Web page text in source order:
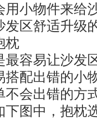
用小物件来给
发区舒适升级
易让沙发区
搭配出错的小
出错的方式
下图中，抱枕